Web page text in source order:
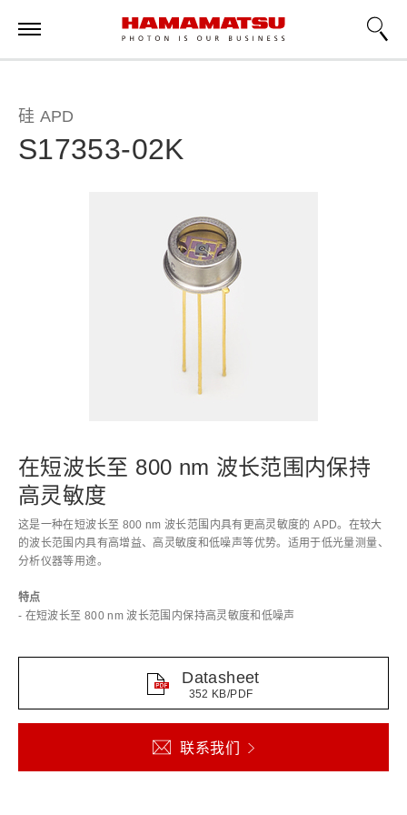
硅 APD
S17353-02K
联系我们
在短波长至 800 nm 波长范围内保持
高灵敏度
这是一种在短波长至 800 nm 波长范围内具有更高灵敏度的 APD。在较大
的波长范围内具有高增益、高灵敏度和低噪声等优势。适用于低光量测量、
分析仪器等用途。
特点
- 在短波长至 800 nm 波长范围内保持高灵敏度和低噪声
Datasheet
352 KB/PDF